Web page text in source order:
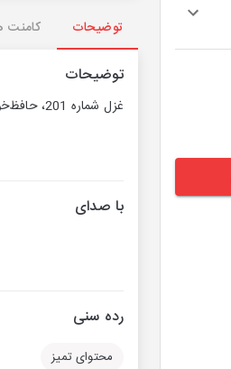
توضیحات کامنت
توضیحات
غزل شماره 201، حافظ‌خوانی. دیوان حافظ
با صدای
رده سنی
محتوای تمیز